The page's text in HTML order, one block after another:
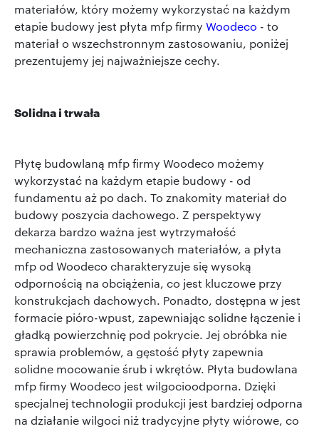
materiałów, który możemy wykorzystać na każdym
etapie budowy jest płyta mfp firmy Woodeco - to
materiał o wszechstronnym zastosowaniu, poniżej
prezentujemy jej najważniejsze cechy.
Solidna i trwała
Płytę budowlaną mfp firmy Woodeco możemy
wykorzystać na każdym etapie budowy - od
fundamentu aż po dach. To znakomity materiał do
budowy poszycia dachowego. Z perspektywy
dekarza bardzo ważna jest wytrzymałość
mechaniczna zastosowanych materiałów, a płyta
mfp od Woodeco charakteryzuje się wysoką
odpornością na obciążenia, co jest kluczowe przy
konstrukcjach dachowych. Ponadto, dostępna w jest
formacie pióro-wpust, zapewniając solidne łączenie i
gładką powierzchnię pod pokrycie. Jej obróbka nie
sprawia problemów, a gęstość płyty zapewnia
solidne mocowanie śrub i wkrętów. Płyta budowlana
mfp firmy Woodeco jest wilgocioodporna. Dzięki
specjalnej technologii produkcji jest bardziej odporna
na działanie wilgoci niż tradycyjne płyty wiórowe, co